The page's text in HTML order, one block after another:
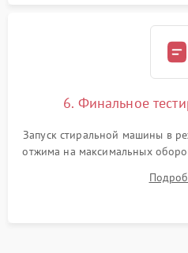
6. Финальное
Запуск стиральной машины в
отжима на максимальных
корректности слива,
посторонних стуков и